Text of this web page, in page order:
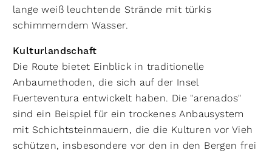
lange weiß leuchtende Strände mit türkis
schimmerndem Wasser.
Kulturlandschaft
Die Route bietet Einblick in traditionelle
Anbaumethoden, die sich auf der Insel
Fuerteventura entwickelt haben. Die "arenados"
sind ein Beispiel für ein trockenes Anbausystem
mit Schichtsteinmauern, die die Kulturen vor Vieh
schützen, insbesondere vor den in den Bergen frei